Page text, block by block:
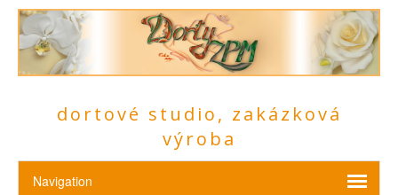
dortové studio, zakázková
výroba